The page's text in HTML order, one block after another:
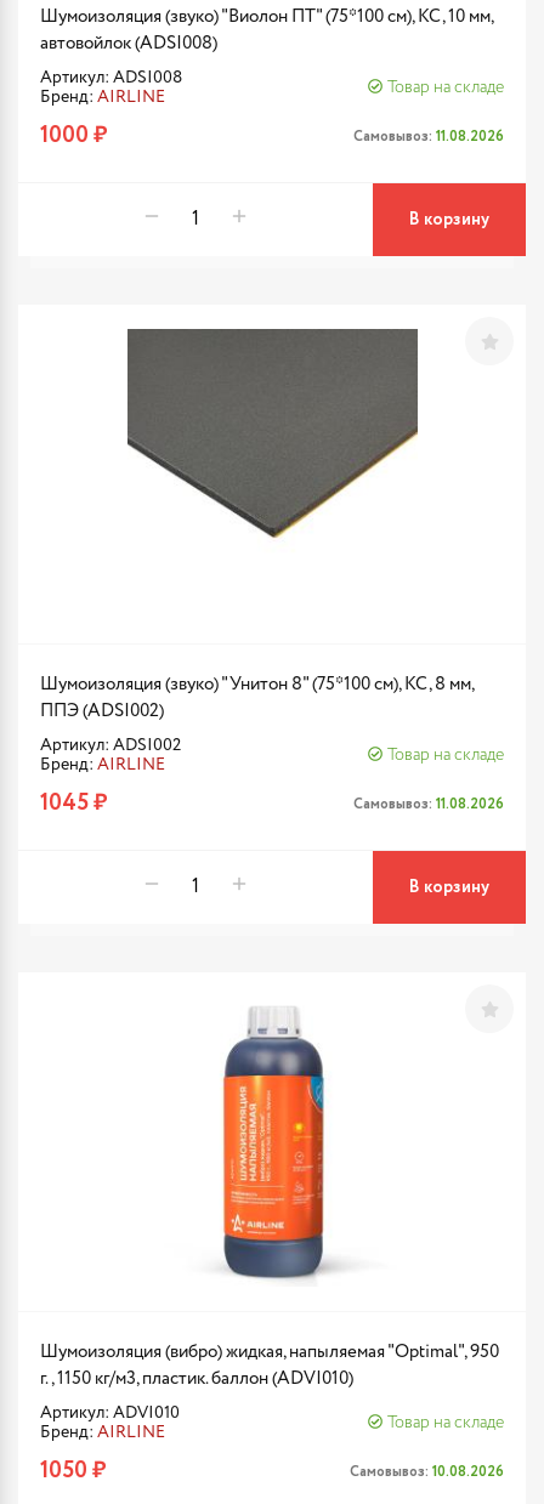
Шумоизоляция (звуко) "Виолон ПТ" (75*100 см), КС, 10 мм,
автовойлок (ADSI008)
Артикул: ADSI008
Бренд: AIRLINE
Товар на складе
1000 ₽ Самовывоз: 11.08.2026
В корзину
Шумоизоляция (звуко) "Унитон 8" (75*100 см), КС, 8 мм,
ППЭ (ADSI002)
Артикул: ADSI002
Бренд: AIRLINE
Товар на складе
1045 ₽ Самовывоз: 11.08.2026
В корзину
Шумоизоляция (вибро) жидкая, напыляемая "Optimal", 950
г., 1150 кг/м3, пластик. баллон (ADVI010)
Артикул: ADVI010
Бренд: AIRLINE
Товар на складе
1050 ₽ Самовывоз: 10.08.2026